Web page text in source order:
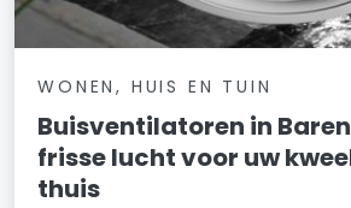
WONEN, HUIS EN TUIN
Buisventilatoren in
frisse lucht voor uw
thuis